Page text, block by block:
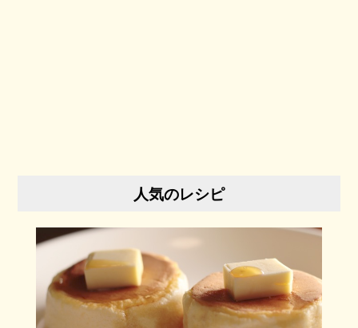
人気のレシピ